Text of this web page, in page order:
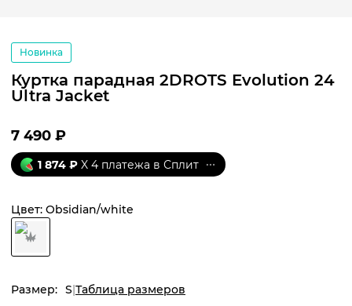
Новинка
Куртка парадная 2DROTS Evolution 24
Ultra Jacket
7 490 ₽
1 874 ₽ X 4 платежа в Сплит
Цвет: Obsidian/white
Размер: S Таблица размеров